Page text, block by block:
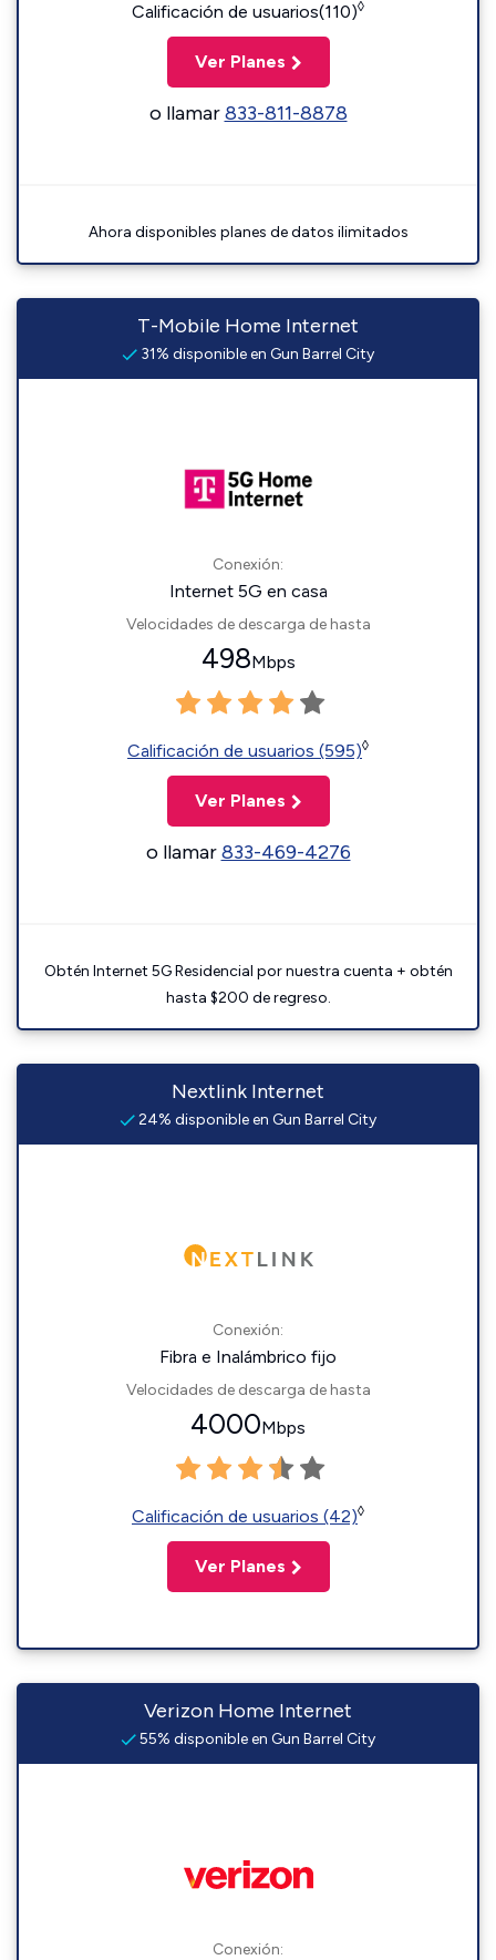
Calificación de usuarios(110)◊
Ver Planes
o llamar833-811-8878
Ahora disponibles planes de datos ilimitados
T-Mobile Home Internet
31% disponible en Gun Barrel City
Conexión:
Internet 5G en casa
Velocidades de descarga de hasta
498Mbps
Calificación de usuarios (595)◊
Ver Planes
o llamar833-469-4276
Obtén Internet 5G Residencial por nuestra cuenta + obtén
hasta $200 de regreso.
Nextlink Internet
24% disponible en Gun Barrel City
Conexión:
Fibra e Inalámbrico fijo
Velocidades de descarga de hasta
4000Mbps
Calificación de usuarios (42)◊
Ver Planes
Verizon Home Internet
55% disponible en Gun Barrel City
Conexión: